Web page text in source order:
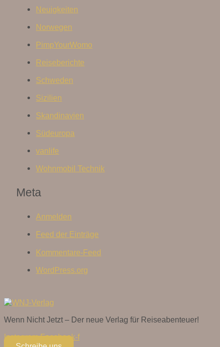
Neuigkeiten
Norwegen
PimpYourWomo
Reiseberichte
Schweden
Sizilien
Skandinavien
Südeuropa
vanlife
Wohnmobil Technik
Meta
Anmelden
Feed der Einträge
Kommentare-Feed
WordPress.org
Wenn Nicht Jetzt – Der neue Verlag für Reiseabenteuer!
Instagram Facebook-f